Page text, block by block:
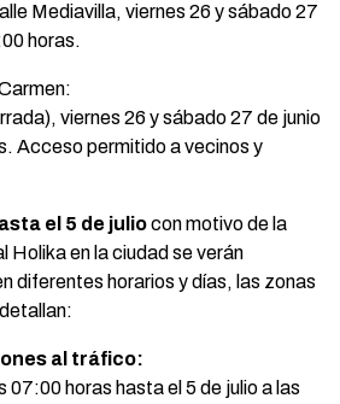
Mediavilla, viernes 26 y sábado 27
horas.
viernes 26 y sábado 27 de junio
Acceso permitido a vecinos y
el 5 de juliocon motivo de la
Holika en la ciudad se verán
diferentes horarios y días, las zonas
al tráfico:
07:00 horas hasta el 5 de julio a las